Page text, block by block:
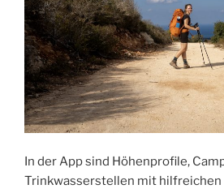
In der App sind Höhenprofile,
Trinkwasserstellen mit